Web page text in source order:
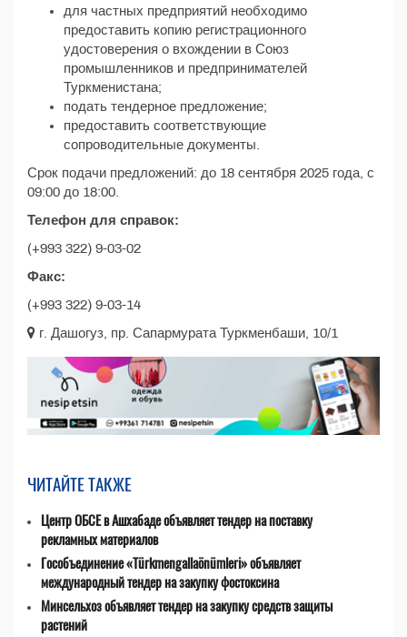
для частных предприятий необходимо
предоставить копию регистрационного
удостоверения о вхождении в Союз
промышленников и предпринимателей
Туркменистана;
подать тендерное предложение;
предоставить соответствующие
сопроводительные документы.
Срок подачи предложений: до 18 сентября 2025 года, с
09:00 до 18:00.
Телефон для справок:
(+993 322) 9-03-02
Факс:
(+993 322) 9-03-14
г. Дашогуз, пр. Сапармурата Туркменбаши, 10/1
ЧИТАЙТЕ ТАКЖЕ
Центр ОБСЕ в Ашхабаде объявляет тендер на поставку
рекламных материалов
Гособъединение «Türkmengallaönümleri» объявляет
международный тендер на закупку фостоксина
Минсельхоз объявляет тендер на закупку средств защиты
растений